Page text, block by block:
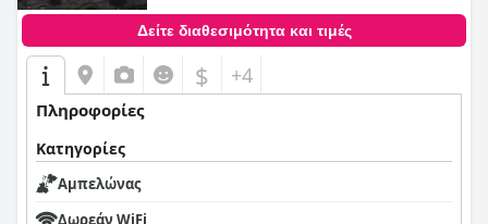
Δείτε διαθεσιμότητα και τιμές
$ +4
Πληροφορίες
Κατηγορίες
Αμπελώνας
Δωρεάν WiFi